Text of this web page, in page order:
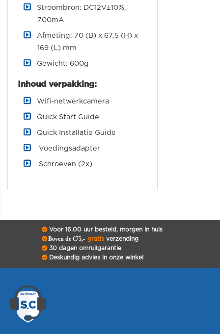
Stroombron: DC12V±10%,
700mA
Afmeting: 70 (B) x 67,5 (H) x
169 (L) mm
Gewicht: 600g
Inhoud verpakking:
Wifi-netwerkcamera
Quick Start Guide
Quick Installatie Guide
Voedingsadapter
Schroeven (2x)
Voor 16.00 uur besteld, morgen in huis
Boven de €75,- gratisverzending
30 dagen omruilgarantie
Deskundig advies in onze winkel